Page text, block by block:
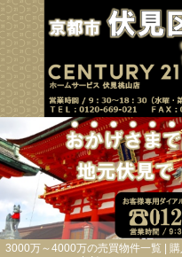
3000万～4000万の売買物件一覧 |